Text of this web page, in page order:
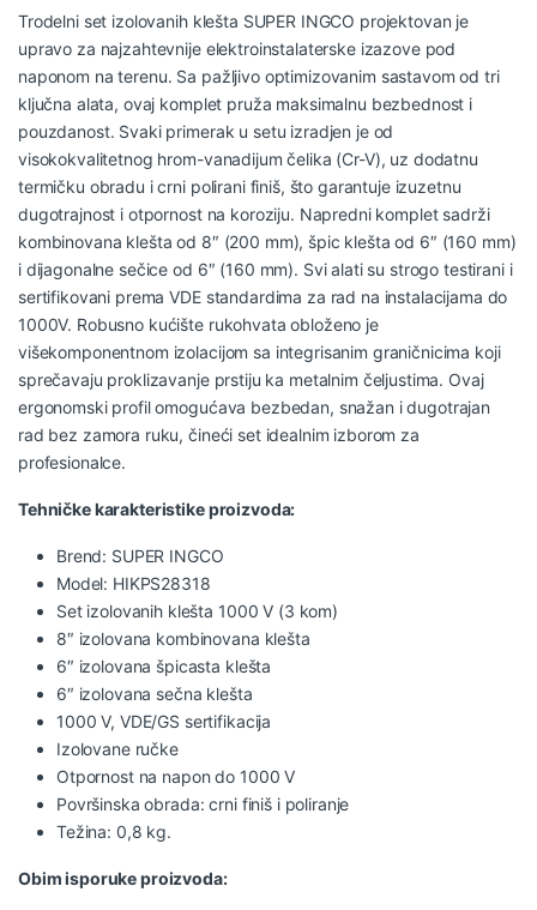
Trodelni set izolovanih klešta SUPER INGCO projektovan je
upravo za najzahtevnije elektroinstalaterske izazove pod
naponom na terenu. Sa pažljivo optimizovanim sastavom od tri
ključna alata, ovaj komplet pruža maksimalnu bezbednost i
pouzdanost. Svaki primerak u setu izradjen je od
visokokvalitetnog hrom-vanadijum čelika (Cr-V), uz dodatnu
termičku obradu i crni polirani finiš, što garantuje izuzetnu
dugotrajnost i otpornost na koroziju. Napredni komplet sadrži
kombinovana klešta od 8″ (200 mm), špic klešta od 6″ (160 mm)
i dijagonalne sečice od 6″ (160 mm). Svi alati su strogo testirani i
sertifikovani prema VDE standardima za rad na instalacijama do
1000V. Robusno kućište rukohvata obloženo je
višekomponentnom izolacijom sa integrisanim graničnicima koji
sprečavaju proklizavanje prstiju ka metalnim čeljustima. Ovaj
ergonomski profil omogućava bezbedan, snažan i dugotrajan
rad bez zamora ruku, čineći set idealnim izborom za
profesionalce.
Tehničke karakteristike proizvoda:
Brend: SUPER INGCO
Model: HIKPS28318
Set izolovanih klešta 1000 V (3 kom)
8″ izolovana kombinovana klešta
6″ izolovana špicasta klešta
6″ izolovana sečna klešta
1000 V, VDE/GS sertifikacija
Izolovane ručke
Otpornost na napon do 1000 V
Površinska obrada: crni finiš i poliranje
Težina: 0,8 kg.
Obim isporuke proizvoda: